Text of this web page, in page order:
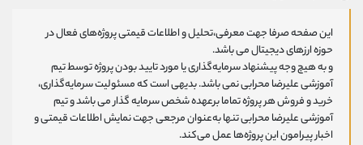
این صفحه صرفا جهت معرفی،تحلیل و اطلاعات قیمتی پروژه‌های فعال در
حوزه ارزهای دیجیتال می باشد.
و به هیچ وجه پیشنهاد سرمایه‌گذاری یا مورد تایید بودن پروژه توسط تیم
آموزشی علیرضا محرابی نمی باشد. بدیهی است که مسئولیت سرمایه‌گذاری،
خرید و فروش هر پروژه تماما برعهده شخص سرمایه گذار می باشد و تیم
آموزشی علیرضا محرابی تنها به‌عنوان مرجعی جهت نمایش اطلاعات قیمتی و
اخبار پیرامون این پروژه‌‌ها عمل می‌کند.